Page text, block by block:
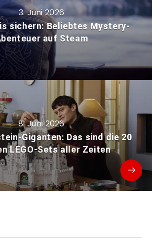
3. Juni 2026
sichern: Beliebtes Mystery-
auf Steam
8. Juni 2026
Giganten: Das sind die 20
LEGO-Sets aller Zeiten